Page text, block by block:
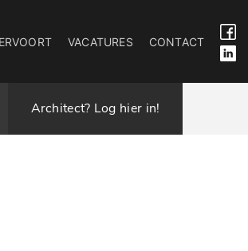
VACATURES CONTACT
Architect? Log hier in!